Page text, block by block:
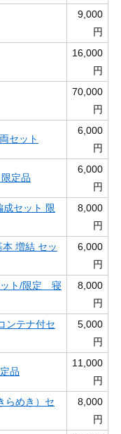
9,000
円
16,000
円
70,000
円
セット
6,000
円
定品
6,000
円
セット 限
8,000
円
増結 セッ
6,000
円
ット/限定 寝
8,000
円
ンテナ付セ
5,000
円
品
11,000
円
らめき）セ
8,000
円